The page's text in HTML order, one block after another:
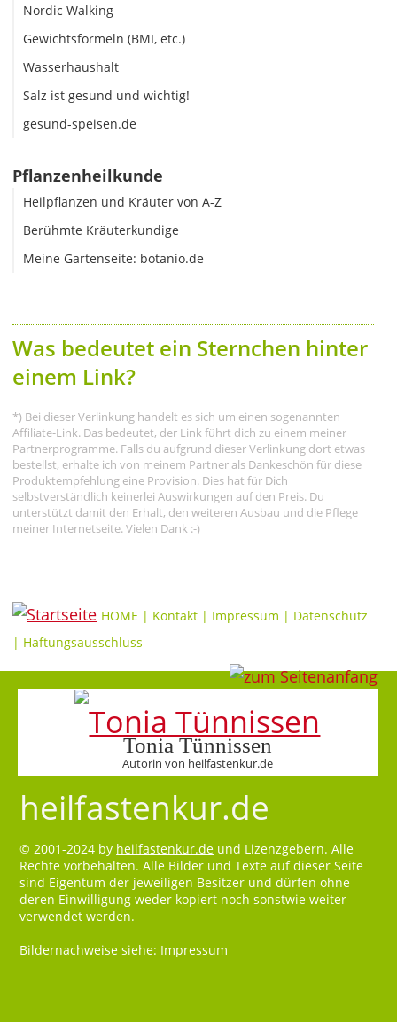
Nordic Walking
Gewichtsformeln (BMI, etc.)
Wasserhaushalt
Salz ist gesund und wichtig!
gesund-speisen.de
Pflanzenheilkunde
Heilpflanzen und Kräuter von A-Z
Berühmte Kräuterkundige
Meine Gartenseite: botanio.de
Was bedeutet ein Sternchen hinter
einem Link?
*) Bei dieser Verlinkung handelt es sich um einen sogenannten
Affiliate-Link. Das bedeutet, der Link führt dich zu einem meiner
Partnerprogramme. Falls du aufgrund dieser Verlinkung dort etwas
bestellst, erhalte ich von meinem Partner als Dankeschön für diese
Produktempfehlung eine Provision. Dies hat für Dich
selbstverständlich keinerlei Auswirkungen auf den Preis. Du
unterstützt damit den Erhalt, den weiteren Ausbau und die Pflege
meiner Internetseite. Vielen Dank :-)
HOME | Kontakt | Impressum | Datenschutz
| Haftungsausschluss
Tonia Tünnissen
Autorin von heilfastenkur.de
heilfastenkur.de
© 2001-2024 by heilfastenkur.de und Lizenzgebern. Alle
Rechte vorbehalten. Alle Bilder und Texte auf dieser Seite
sind Eigentum der jeweiligen Besitzer und dürfen ohne
deren Einwilligung weder kopiert noch sonstwie weiter
verwendet werden.
Bildernachweise siehe: Impressum